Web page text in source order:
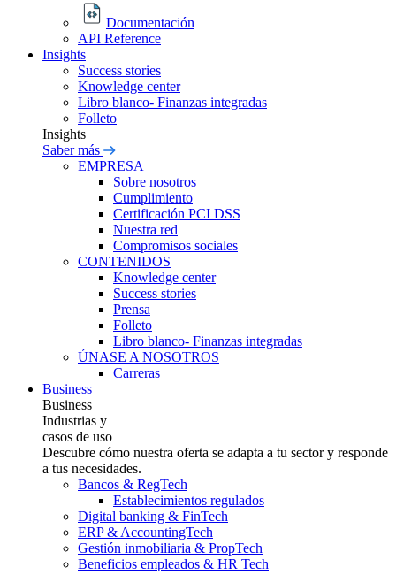
Documentación
API Reference
Insights
Success stories
Knowledge center
Libro blanco- Finanzas integradas
Folleto
Insights
Saber más
EMPRESA
Sobre nosotros
Cumplimiento
Certificación PCI DSS
Nuestra red
Compromisos sociales
CONTENIDOS
Knowledge center
Success stories
Prensa
Folleto
Libro blanco- Finanzas integradas
ÚNASE A NOSOTROS
Carreras
Business
Business
Industrias y
casos de uso
Descubre cómo nuestra oferta se adapta a tu sector y responde
a tus necesidades.
Bancos & RegTech
Establecimientos regulados
Digital banking & FinTech
ERP & AccountingTech
Gestión inmobiliaria & PropTech
Beneficios empleados & HR Tech